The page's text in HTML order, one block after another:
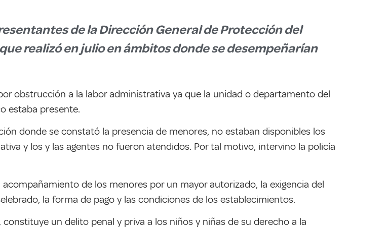
de la Dirección General de Protección del
realizó en julio en ámbitos donde se desempeñarían
obstrucción a la labor administrativa ya que la unidad o departamento del
estaba presente.
donde se constató la presencia de menores, no estaban disponibles los
y los y las agentes no fueron atendidos. Por tal motivo, intervino la policía
de los menores por un mayor autorizado, la exigencia del
la forma de pago y las condiciones de los establecimientos.
un delito penal y priva a los niños y niñas de su derecho a la